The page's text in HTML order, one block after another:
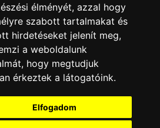
élményét, azzal hogy
szabott tartalmakat és
hirdetéseket jelenít meg,
a weboldalunk
hogy megtudjuk
érkeztek a látogatóink.
Elfogadom